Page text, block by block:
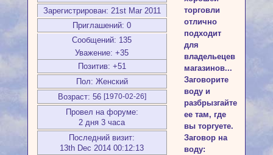
Зарегистрирован: 21st Mar 2011
Приглашений: 0
Сообщений: 135
Уважение: +35
Позитив: +51
Пол: Женский
Возраст: 56 [1970-02-26]
Провел на форуме:
2 дня 3 часа
Последний визит:
13th Dec 2014 00:12:13
торговли
отлично
подходит
для
владельецев
магазинов...
Заговорите
воду и
разбрызгайте
ее там, где
вы торгуете.
Заговор на
воду: